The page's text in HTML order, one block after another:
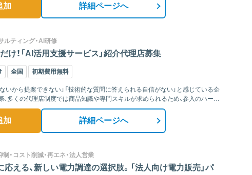
加 詳細ページへ
ルティング・AI研修
け！「AI活用支援サービス」紹介代理店募集
全国 初期費用無料
いから提案できない」「技術的な質問に答えられる自信がない」と感じている企
多くの代理店制度では商品知識や専門スキルが求められるため、参入のハード
加 詳細ページへ
・コスト削減・再エネ・法人営業
応える、新しい電力調達の選択肢。「法人向け電力販売」パ